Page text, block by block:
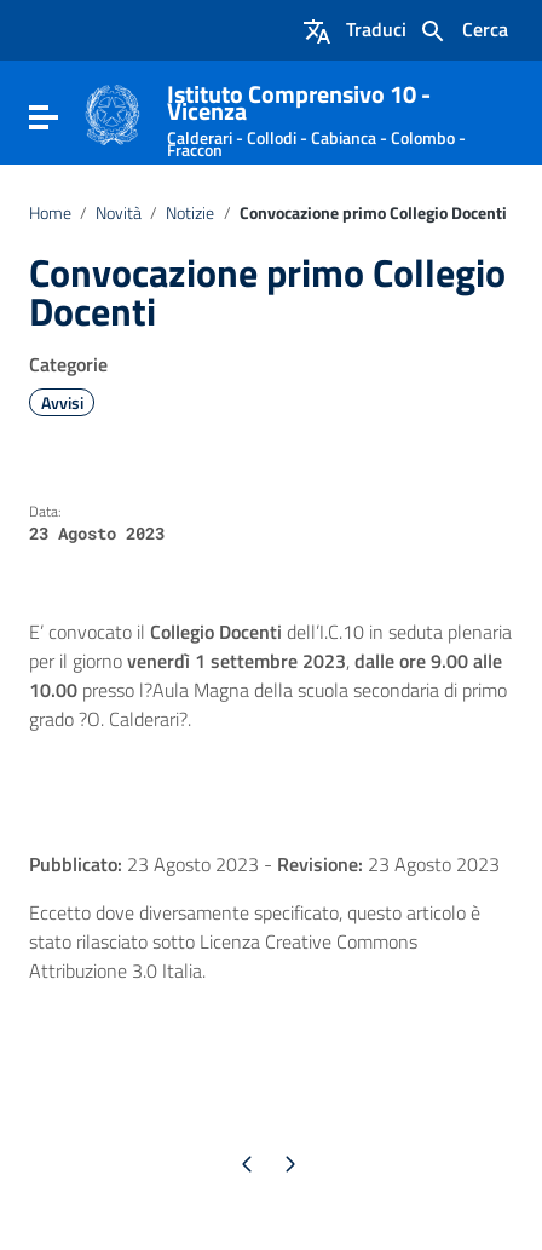
Vai al footer
Cerca
Traduci
Attiva / disattiva la navigazione
Istituto Comprensivo 10 -
Vicenza
Calderari - Collodi - Cabianca - Colombo -
Fraccon
Home / Novità / Notizie / Convocazione primo Collegio Docenti
Convocazione primo Collegio
Docenti
Categorie
Avvisi
Data:
23 Agosto 2023
E’ convocato il Collegio Docenti dell’I.C.10 in seduta plenaria
per il giornovenerdì 1 settembre 2023,dalle ore 9.00 alle
10.00 presso l?Aula Magna della scuola secondaria di primo
grado ?O. Calderari?.
Pubblicato: 23 Agosto 2023 - Revisione: 23 Agosto 2023
Eccetto dove diversamente specificato, questo articolo è
stato rilasciato sotto Licenza Creative Commons
Attribuzione 3.0 Italia.
Pagina precedente
Pagina successiva